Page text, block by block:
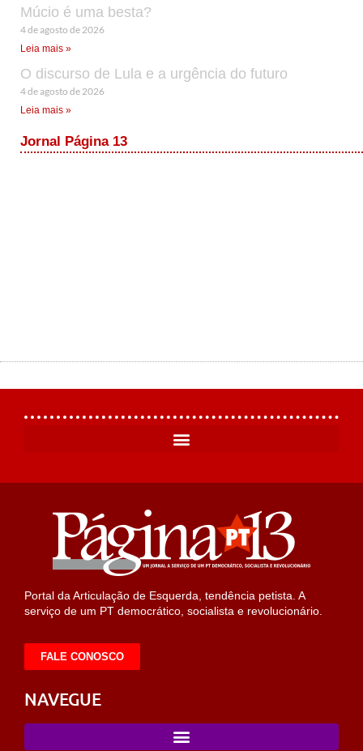
Múcio é uma besta?
4 de agosto de 2026
Leia mais »
O discurso de Lula e a urgência do futuro
4 de agosto de 2026
Leia mais »
Jornal Página 13
Portal da Articulação de Esquerda, tendência petista. A
serviço de um PT democrático, socialista e revolucionário.
FALE CONOSCO
NAVEGUE